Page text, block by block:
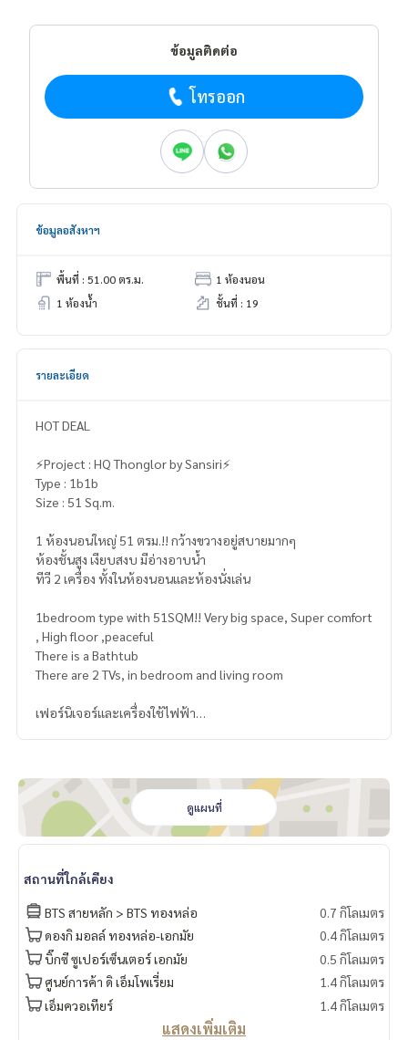
ข้อมูลติดต่อ
โทรออก
ข้อมูลอสังหาฯ
พื้นที่ : 51.00 ตร.ม.
1 ห้องนอน
1 ห้องน้ำ
ชั้นที่ : 19
รายละเอียด
HOT DEAL
⚡️Project : HQ Thonglor by Sansiri⚡️
Type : 1b1b
Size : 51 Sq.m.
1 ห้องนอนใหญ่ 51 ตรม.!! กว้างขวางอยู่สบายมากๆ
ห้องชั้นสูง เงียบสงบ มีอ่างอาบน้ำ
ทีวี 2 เครื่อง ทั้งในห้องนอนและห้องนั่งเล่น
1bedroom type with 51SQM!! Very big space, Super comfort
, High floor ,peaceful
There is a Bathtub
There are 2 TVs, in bedroom and living room
เฟอร์นิเจอร์และเครื่องใช้ไฟฟ้า
✅ไมโครเวฟ
✅เครื่องซักผ้า
✅เครื่องทำน้ำอุ่น
✅เตาไฟฟ้า
✅เตียง
✅Digital door lock
🔥Who is a real Thonglor people? If you live in Thonglor bu
t you like peaceful condo ,must be HQ Thonglor!!🔥 Just o
nly 197Unit🔥
🔥ใครเป็นชาวทองหล่อตัวจริง ใช้ชีวิตในทองหล่อ แต่ก็ชอบคอนโ
ดูแผนที่
สถานที่ใกล้เคียง
BTS สายหลัก > BTS ทองหล่อ
0.7 กิโลเมตร
ดองกิ มอลล์ ทองหล่อ-เอกมัย
0.4 กิโลเมตร
บิ๊กซี ซูเปอร์เซ็นเตอร์ เอกมัย
0.5 กิโลเมตร
ศูนย์การค้า ดิ เอ็มโพเรี่ยม
1.4 กิโลเมตร
เอ็มควอเทียร์
1.4 กิโลเมตร
แสดงเพิ่มเติม